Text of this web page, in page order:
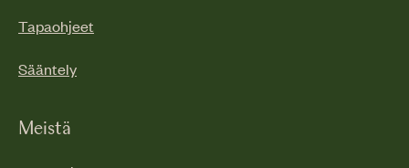
Tapaohjeet
Sääntely
Meistä